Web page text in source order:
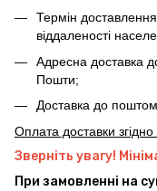
Термін доставлення
віддаленості
Адресна доставка
Пошти;
Доставка до
Оплата доставки
Зверніть увагу!
При замовленні на